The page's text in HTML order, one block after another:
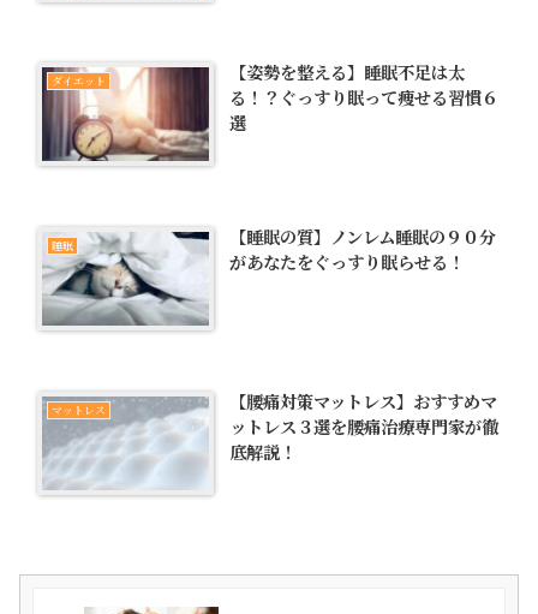
ダイエット
【姿勢を整える】睡眠不足は太
る！？ぐっすり眠って痩せる習慣６
選
睡眠
【睡眠の質】ノンレム睡眠の９０分
があなたをぐっすり眠らせる！
マットレス
【腰痛対策マットレス】おすすめマ
ットレス３選を腰痛治療専門家が徹
底解説！